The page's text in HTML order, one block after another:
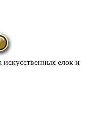
искусственных елок и